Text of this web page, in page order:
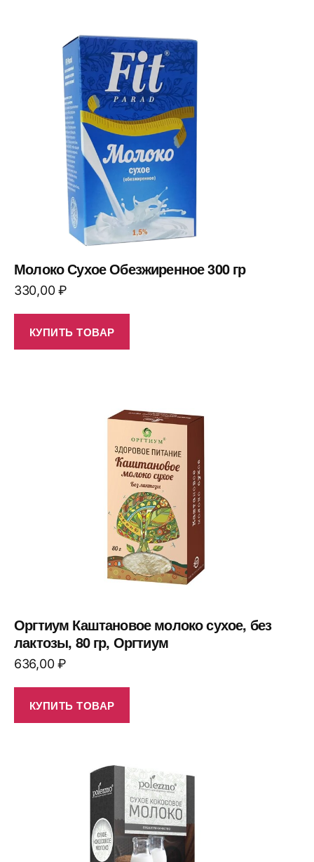
Молоко Сухое Обезжиренное 300 гр
330,00₽
КУПИТЬ ТОВАР
Оргтиум Каштановое молоко сухое, без
лактозы, 80 гр, Оргтиум
636,00₽
КУПИТЬ ТОВАР